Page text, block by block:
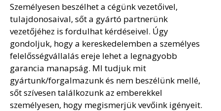
Személyesen beszélhet a cégünk vezetőivel,
tulajdonosaival, sőt a gyártó partnerünk
vezetőjéhez is fordulhat kérdéseivel. Úgy
gondoljuk, hogy a kereskedelemben a személyes
felelősségvállalás ereje lehet a legnagyobb
garancia manapság. MI tudjuk mit
gyártunk/forgalmazunk és nem beszélünk mellé,
sőt szívesen találkozunk az emberekkel
személyesen, hogy megismerjük vevőink igényeit.